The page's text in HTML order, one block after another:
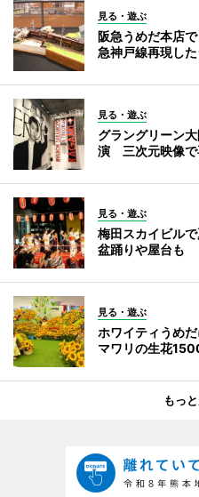
見る・遊ぶ
阪急うめだ本店
急神戸線再現し
見る・遊ぶ
グラングリーン
演 三次元映像で
見る・遊ぶ
梅田スカイビル
盆踊りや屋台も
見る・遊ぶ
ホワイティうめ
マワリの生花
もっ